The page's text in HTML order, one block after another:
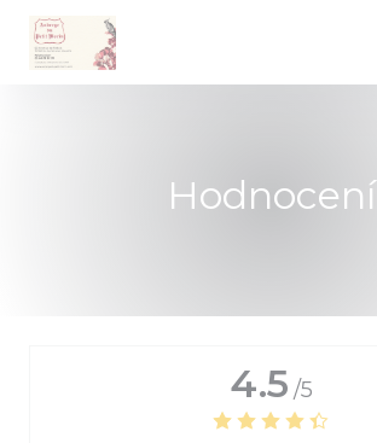
Panel pro správu cookies
Hodnocení
4.5 /5